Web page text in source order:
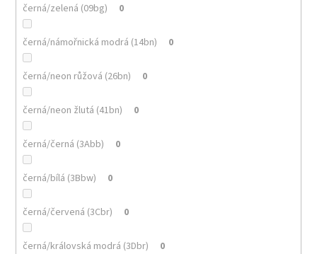
černá/zelená (09bg) 0
černá/námořnická modrá (14bn) 0
černá/neon růžová (26bn) 0
černá/neon žlutá (41bn) 0
černá/černá (3Abb) 0
černá/bílá (3Bbw) 0
černá/červená (3Cbr) 0
černá/královská modrá (3Dbr) 0